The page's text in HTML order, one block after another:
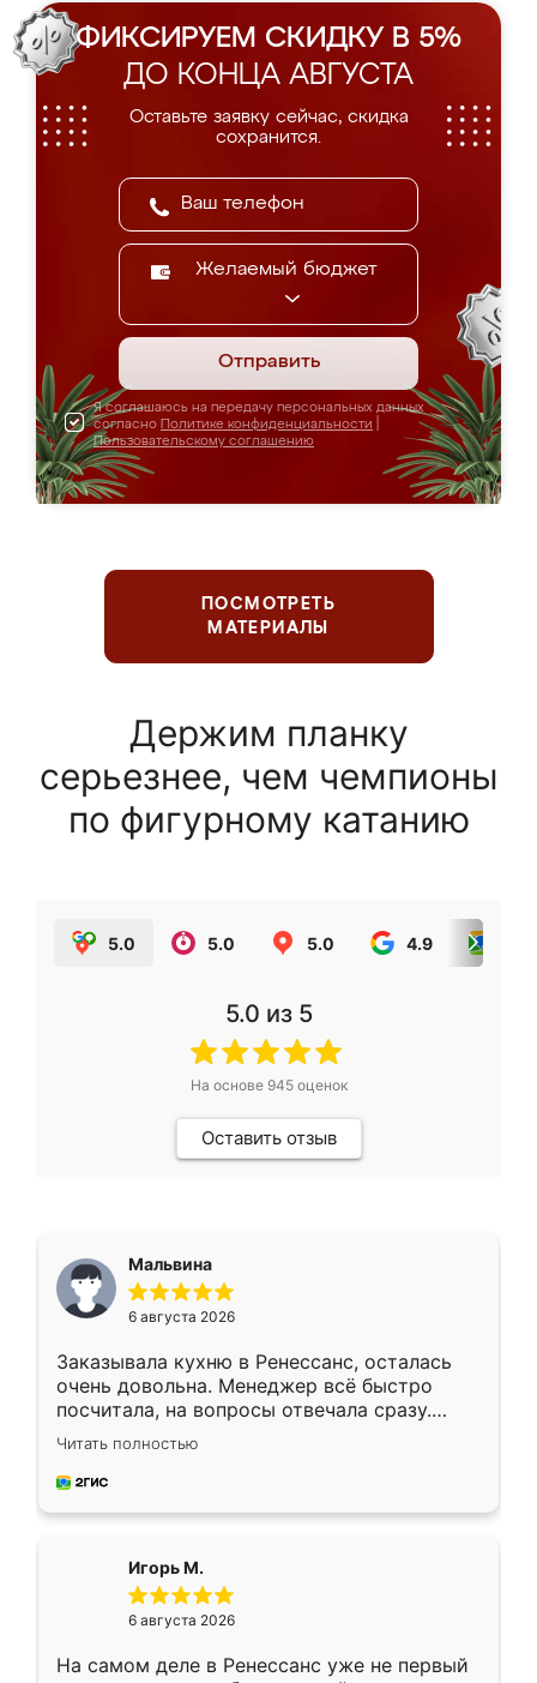
ФИКСИРУЕМ СКИДКУ В 5%
ДО КОНЦА АВГУСТА
Оставьте заявку сейчас, скидка
сохранится.
Желаемый бюджет
Отправить
Я соглашаюсь на передачу персональных данных
согласно Политике конфиденциальности
Пользовательскому соглашению
ПОСМОТРЕТЬ
МАТЕРИАЛЫ
Держим планку
серьезнее, чем чемпионы
по фигурному катанию
5.0 5.0 5.0 4.9
5.0 из 5
На основе 945оценок
Оставить отзыв
Мальвина
6 августа 2026
Заказывала кухню в Ренессанс, осталась
очень довольна. Менеджер всё быстро
посчитала, на вопросы отвечала сразу.
Замерщик приехал в субботу, подошёл к
делу со всей ответственностью. Собрали
за день, ребята работали аккуратно, даже
Читать полностью
Игорь М.
6 августа 2026
На самом деле в Ренессанс уже не первый